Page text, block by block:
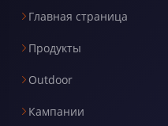
Главная страница
Продукты
Outdoor
Кампании